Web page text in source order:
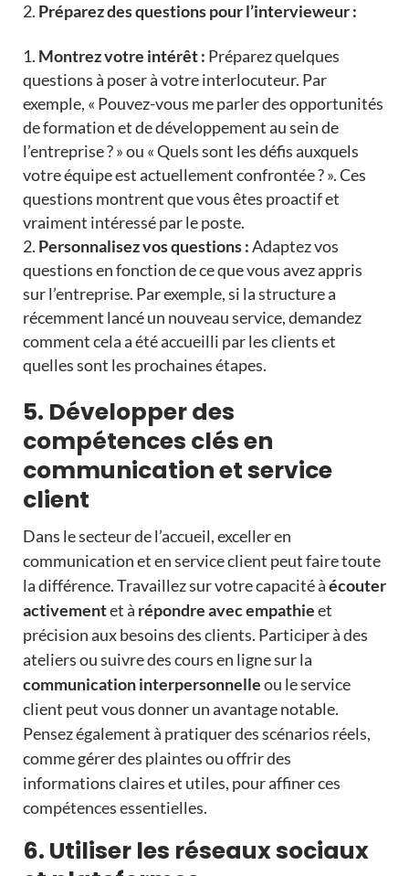
Préparez des questions pour l’intervieweur :
Montrez votre intérêt : Préparez quelques
questions à poser à votre interlocuteur. Par
exemple, « Pouvez-vous me parler des opportunités
de formation et de développement au sein de
l’entreprise ? » ou « Quels sont les défis auxquels
votre équipe est actuellement confrontée ? ». Ces
questions montrent que vous êtes proactif et
vraiment intéressé par le poste.
Personnalisez vos questions :Adaptez vos
questions en fonction de ce que vous avez appris
sur l’entreprise. Par exemple, si la structure a
récemment lancé un nouveau service, demandez
comment cela a été accueilli par les clients et
quelles sont les prochaines étapes.
5. Développer des
compétences clés en
communication et service
client
Dans le secteur de l’accueil,exceller en
communicationet en service client peut faire toute
la différence. Travaillez sur votre capacité àécouter
activementet à répondre avec empathieet
précision aux besoins des clients. Participer à des
ateliers ou suivre des cours en ligne sur la
communication interpersonnelleou le service
client peut vous donner un avantage notable.
Pensez également à pratiquer des scénarios réels,
comme gérer des plaintes ou offrir des
informations claires et utiles, pour affiner ces
compétences essentielles.
6. Utiliser les réseaux sociaux